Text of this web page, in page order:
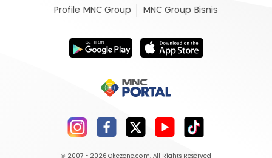
Profile MNC Group MNC Group Bisnis
© 2007 - 2026 Okezone.com, All Rights Reserved